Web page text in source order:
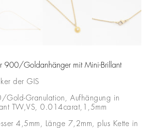
900/Goldanhänger mit Mini-Brillant
der GIS
Gold-Granulation, Aufhängung in
TW,VS, 0.014carat,1,5mm
4,5mm, Länge 7,2mm, plus Kette in